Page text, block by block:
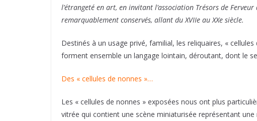
l’étrangeté en art, en invitant l’association Trésors de
remarquablement conservés, allant du XVIIe au XXe siècle.
Destinés à un usage privé, familial, les reliquaires, «
forment ensemble un langage lointain, déroutant, dont le
Des « cellules de nonnes »…
Les « cellules de nonnes » exposées nous ont plus
vitrée qui contient une scène miniaturisée représentant